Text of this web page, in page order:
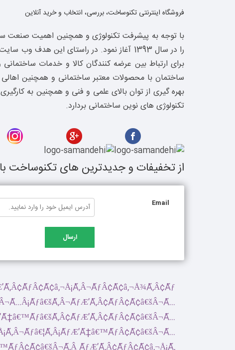
فروشگاه اینترنتی تکنوساخت، بررسی، انتخاب و خرید آنلاین
با توجه به پیشرفت تکنولوژی و همچنین اهمیت صنعت
برای ارتباط بین عرضه کنندگان کالا و خدمات
ساختمان با محصولات معتبر ساختمانی و همچنین
بهره گیری از توان بالای علمی و فنی و همچنین به
تکنولوژی های نوین ساختمانی بردارد.
از تخفیفات و جدیدترین های تکنوساخت
Email